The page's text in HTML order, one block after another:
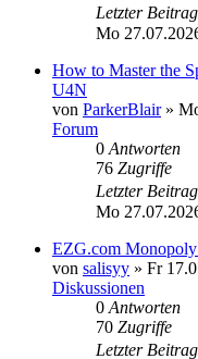
Letzter Beitrag
Mo
How to Master the
U4N
von ParkerBlair»
Forum
0 Antworten
76 Zugriffe
Letzter Beitrag
Mo
EZG.com
von salisyy » Fr
Diskussionen
0 Antworten
70 Zugriffe
Letzter Beitrag